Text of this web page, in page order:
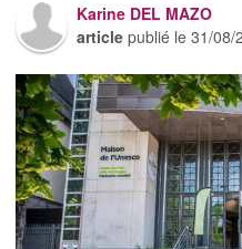
Karine DEL MAZO
article publié le31/08/